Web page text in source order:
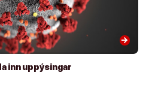
arrow_forward
inn uppýsingar